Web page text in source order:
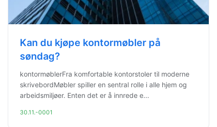
Kan du kjøpe kontormøbler på
søndag?
kontormøblerFra komfortable kontorstoler til moderne
skrivebordMøbler spiller en sentral rolle i alle hjem og
arbeidsmiljøer. Enten det er å innrede e...
30.11.-0001